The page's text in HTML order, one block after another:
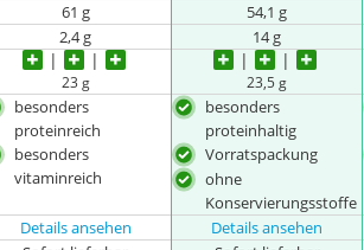
61 g 54,1 g
2,4 g 14 g
23 g 23,5 g
besonders
proteinreich
besonders
vitaminreich
besonders
proteinhaltig
Vorratspackung
ohne
Konservierungsstoffe
Details ansehen Details ansehen